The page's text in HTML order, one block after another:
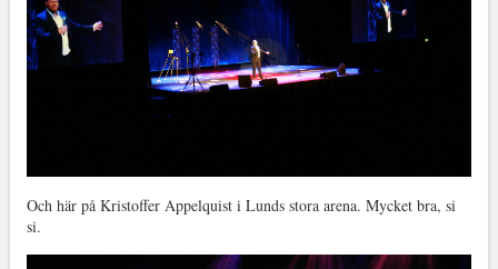
Och här på Kristoffer Appelquist i Lunds stora arena. Mycket bra, si
si.